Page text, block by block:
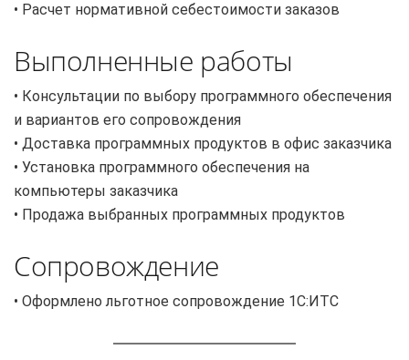
• Расчет нормативной себестоимости заказов
Выполненные работы
• Консультации по выбору программного обеспечения
и вариантов его сопровождения
• Доставка программных продуктов в офис заказчика
• Установка программного обеспечения на
компьютеры заказчика
• Продажа выбранных программных продуктов
Сопровождение
• Оформлено льготное сопровождение 1С:ИТС